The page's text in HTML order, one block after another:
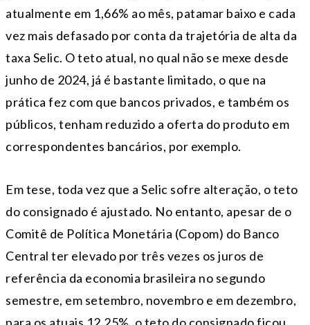
atualmente em 1,66% ao mês, patamar baixo e cada
vez mais defasado por conta da trajetória de alta da
taxa Selic. O teto atual, no qual não se mexe desde
junho de 2024, já é bastante limitado, o que na
prática fez com que bancos privados, e também os
públicos, tenham reduzido a oferta do produto em
correspondentes bancários, por exemplo.
Em tese, toda vez que a Selic sofre alteração, o teto
do consignado é ajustado. No entanto, apesar de o
Comitê de Política Monetária (Copom) do Banco
Central ter elevado por três vezes os juros de
referência da economia brasileira no segundo
semestre, em setembro, novembro e em dezembro,
para os atuais 12,25%, o teto do consignado ficou